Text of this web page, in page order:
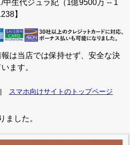
中生代ジュラ紀（1億9500万 -- 1
】
は当店では保持せず、安全な決
ます。
スマホ向けサイトのトップページ
ました。